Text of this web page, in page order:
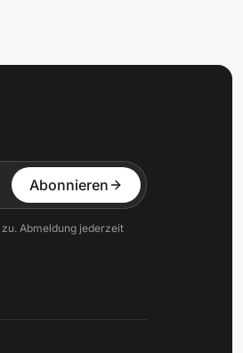
Abonnieren
zu. Abmeldung jederzeit